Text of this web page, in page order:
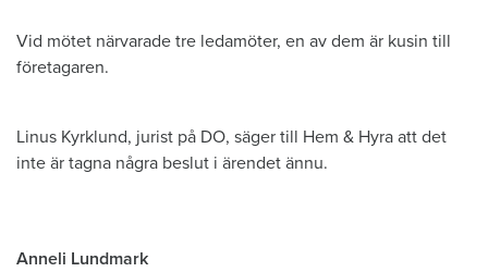
Vid mötet närvarade tre ledamöter, en av dem är kusin till
företagaren.
Linus Kyrklund, jurist på DO, säger till Hem & Hyra att det
inte är tagna några beslut i ärendet ännu.
Anneli Lundmark